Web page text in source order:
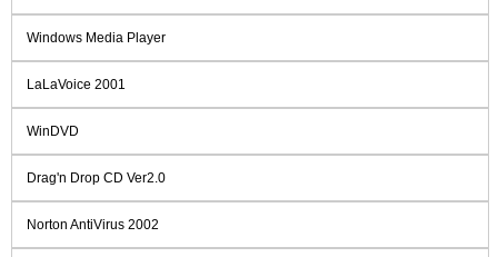
Windows Media Player
LaLaVoice 2001
WinDVD
Drag'n Drop CD Ver2.0
Norton AntiVirus 2002